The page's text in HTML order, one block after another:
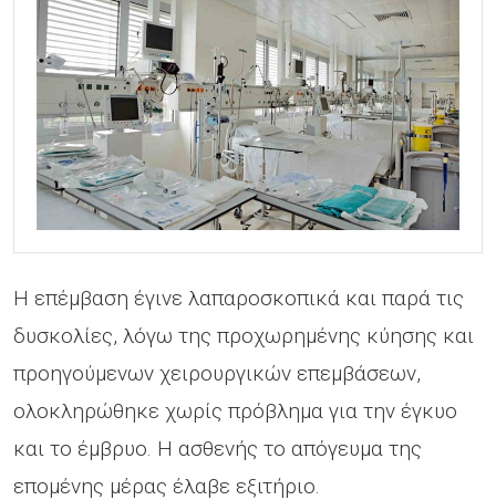
Η επέμβαση έγινε λαπαροσκοπικά και παρά τις
δυσκολίες, λόγω της προχωρημένης κύησης και
προηγούμενων χειρουργικών επεμβάσεων,
ολοκληρώθηκε χωρίς πρόβλημα για την έγκυο
και το έμβρυο. Η ασθενής το απόγευμα της
επομένης μέρας έλαβε εξιτήριο.